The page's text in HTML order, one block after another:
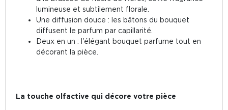
lumineuse et subtilement florale.
Une diffusion douce : les bâtons du bouquet
diffusent le parfum par capillarité.
Deux en un : l'élégant bouquet parfume tout en
décorant la pièce.
La touche olfactive qui décore votre pièce